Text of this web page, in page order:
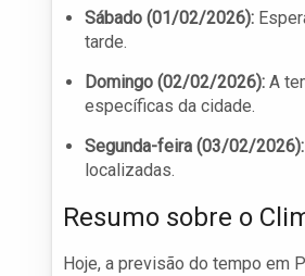
Sábado (01/02/2026):
tarde.
Domingo (02/02/2026): A
específicas da cidade.
Segunda-feira (03/02/2026):
localizadas.
Resumo sobre o
Hoje, a previsão do tempo em